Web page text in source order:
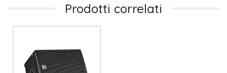
Prodotti correlati